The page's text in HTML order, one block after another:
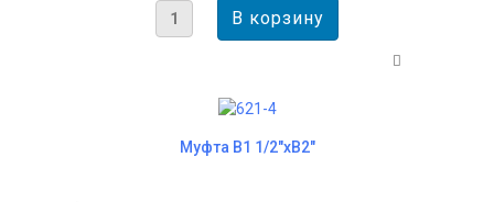
Муфта B1 1/2"хB2"